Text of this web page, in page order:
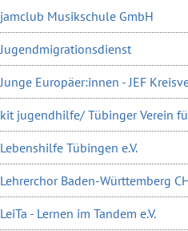
jamclub Musikschule GmbH
Jugendmigrationsdienst
Junge Europäer:innen - JEF
kit jugendhilfe/ Tübinger Verein
Lebenshilfe Tübingen e.V.
Lehrerchor Baden-Württemberg
LeiTa - Lernen im Tandem e.V.